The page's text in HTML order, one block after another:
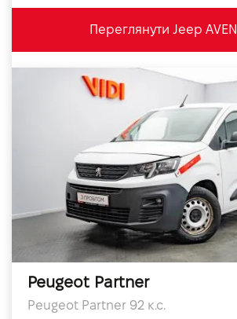
Переглянути Jeep
Peugeot Partner
Peugeot Partner 92 к.с.